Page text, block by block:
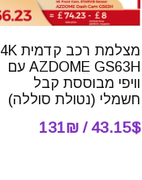
מצלמת רכב קדמית 4K
AZDOME GS63H עם
וויפי מבוססת קבל
חשמלי (נטולת סוללה)
43.15$ / 131₪